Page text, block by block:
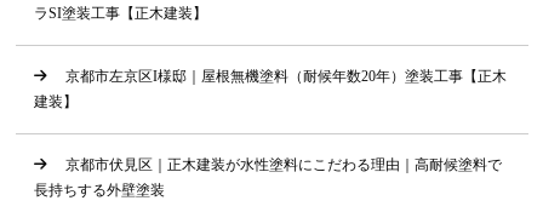
ラSI塗装工事【正木建装】
京都市左京区I様邸｜屋根無機塗料（耐候年数20年）塗装工事【正木
建装】
京都市伏見区｜正木建装が水性塗料にこだわる理由｜高耐候塗料で
長持ちする外壁塗装